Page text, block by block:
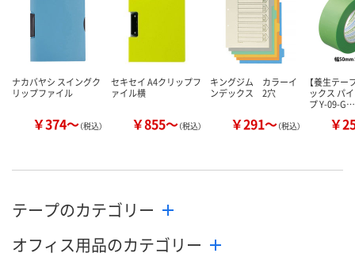
カゴへ カゴへ カ
ナカバヤシ スイングク
リップファイル
￥374～（税込）
セキセイ A4クリップフ
ァイル横
￥855～（税込）
キングジム カラーイ
ンデックス 2穴
￥291～（税込）
【養生テー
ックス パ
プ Y-09-G…
￥
テープのカテゴリー
オフィス用品のカテゴリー